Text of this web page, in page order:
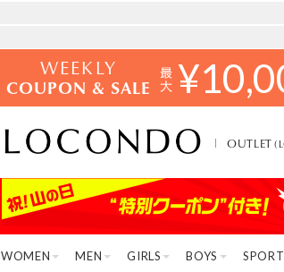
WEEKLY
COUPON & SALE ¥
OUTLET
WOMEN MEN GIRLS BOYS